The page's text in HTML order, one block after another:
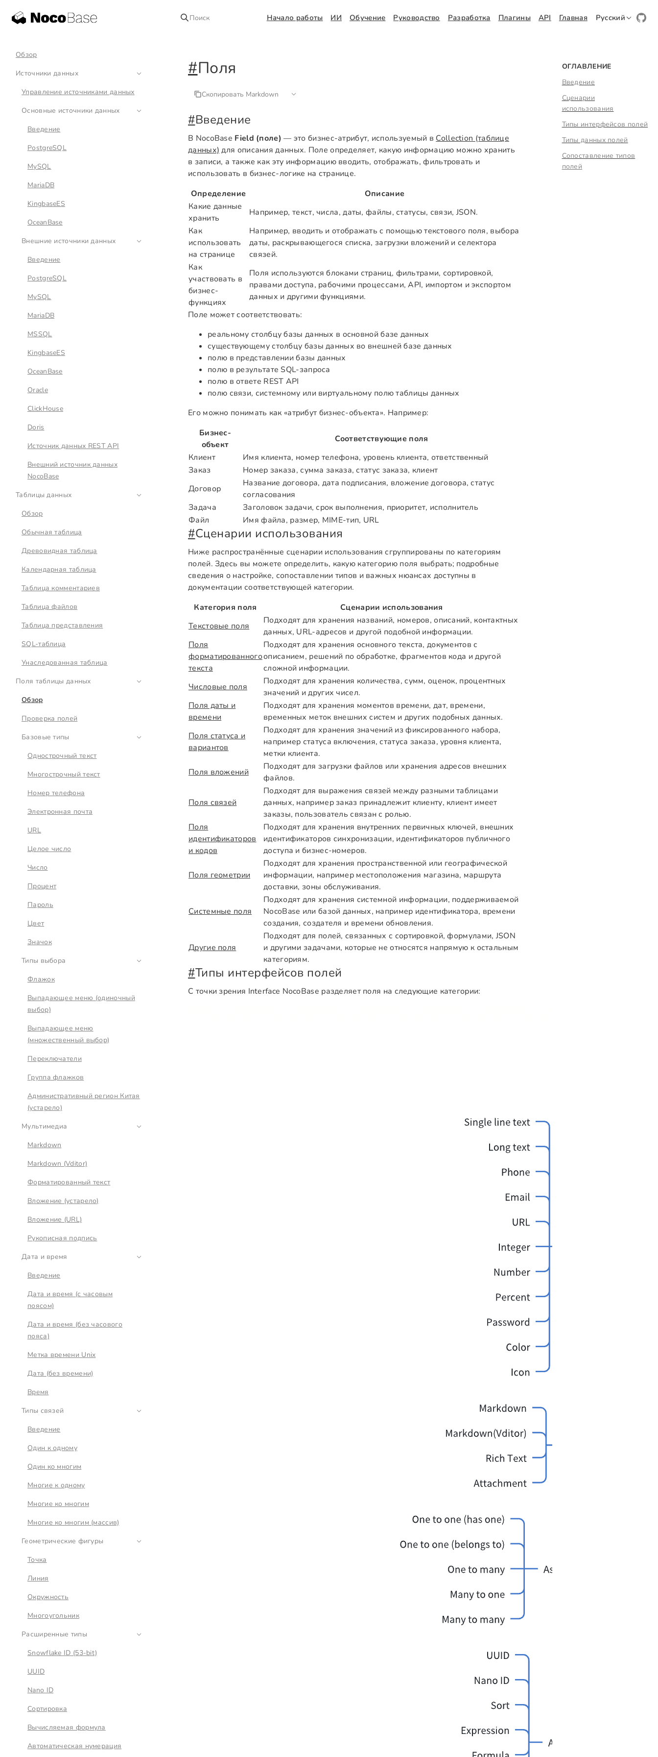
Поиск Начало работы ИИ Обучение Руководство Разработка Плагины API Главная Русский
Обзор
Источники данных
Управление источниками данных
Основные источники данных
Введение
PostgreSQL
MySQL
MariaDB
KingbaseES
OceanBase
Внешние источники данных
Введение
PostgreSQL
MySQL
MariaDB
MSSQL
KingbaseES
OceanBase
Oracle
ClickHouse
Doris
Источник данных REST API
Внешний источник данных
NocoBase
Таблицы данных
Обзор
Обычная таблица
Древовидная таблица
Календарная таблица
Таблица комментариев
Таблица файлов
Таблица представления
SQL-таблица
Унаследованная таблица
Поля таблицы данных
Обзор
Проверка полей
Базовые типы
Однострочный текст
Многострочный текст
Номер телефона
Электронная почта
URL
Целое число
Число
Процент
Пароль
Цвет
Значок
Типы выбора
Флажок
Выпадающее меню (одиночный
выбор)
Выпадающее меню
(множественный выбор)
Переключатели
Группа флажков
Административный регион Китая
(устарело)
Мультимедиа
Markdown
Markdown (Vditor)
Форматированный текст
Вложение (устарело)
Вложение (URL)
Рукописная подпись
Дата и время
Введение
Дата и время (с часовым
поясом)
Дата и время (без часового
пояса)
Метка времени Unix
Дата (без времени)
Время
Типы связей
Введение
Один к одному
Один ко многим
Многие к одному
Многие ко многим
Многие ко многим (массив)
Геометрические фигуры
Точка
Линия
Окружность
Многоугольник
Расширенные типы
Snowflake ID (53-bit)
UUID
Nano ID
Сортировка
Вычисляемая формула
Автоматическая нумерация
#Поля
Скопировать Markdown
#Введение
В NocoBase Field (поле) — это бизнес-атрибут, используемый в Collection (таблице
данных) для описания данных. Поле определяет, какую информацию можно хранить
в записи, а также как эту информацию вводить, отображать, фильтровать и
использовать в бизнес-логике на странице.
Определение
Описание
Какие данные
хранить
Например, текст, числа, даты, файлы, статусы, связи, JSON.
Как
использовать
на странице
Например, вводить и отображать с помощью текстового поля, выбора
даты, раскрывающегося списка, загрузки вложений и селектора
связей.
Как
участвовать в
бизнес-
функциях
Поля используются блоками страниц, фильтрами, сортировкой,
правами доступа, рабочими процессами, API, импортом и экспортом
данных и другими функциями.
Поле может соответствовать:
реальному столбцу базы данных в основной базе данных
существующему столбцу базы данных во внешней базе данных
полю в представлении базы данных
полю в результате SQL-запроса
полю в ответе REST API
полю связи, системному или виртуальному полю таблицы данных
Его можно понимать как «атрибут бизнес-объекта». Например:
Бизнес-
объект
Соответствующие поля
Клиент
Имя клиента, номер телефона, уровень клиента, ответственный
Заказ
Номер заказа, сумма заказа, статус заказа, клиент
Договор
Название договора, дата подписания, вложение договора, статус
согласования
Задача
Заголовок задачи, срок выполнения, приоритет, исполнитель
Файл
Имя файла, размер, MIME-тип, URL
#Сценарии использования
Ниже распространённые сценарии использования сгруппированы по категориям
полей. Здесь вы можете определить, какую категорию поля выбрать; подробные
сведения о настройке, сопоставлении типов и важных нюансах доступны в
документации соответствующей категории.
Категория поля
Сценарии использования
Текстовые поля
Подходят для хранения названий, номеров, описаний, контактных
данных, URL-адресов и другой подобной информации.
Поля
форматированного
текста
Подходят для хранения основного текста, документов с
описанием, решений по обработке, фрагментов кода и другой
сложной информации.
Числовые поля
Подходят для хранения количества, сумм, оценок, процентных
значений и других чисел.
Поля даты и
времени
Подходят для хранения моментов времени, дат, времени,
временных меток внешних систем и других подобных данных.
Поля статуса и
вариантов
Подходят для хранения значений из фиксированного набора,
например статуса включения, статуса заказа, уровня клиента,
метки клиента.
Поля вложений
Подходят для загрузки файлов или хранения адресов внешних
файлов.
Поля связей
Подходят для выражения связей между разными таблицами
данных, например заказ принадлежит клиенту, клиент имеет
заказы, пользователь связан с ролью.
Поля
идентификаторов
и кодов
Подходят для хранения внутренних первичных ключей, внешних
идентификаторов синхронизации, идентификаторов публичного
доступа и бизнес-номеров.
Поля геометрии
Подходят для хранения пространственной или географической
информации, например местоположения магазина, маршрута
доставки, зоны обслуживания.
Системные поля
Подходят для хранения системной информации, поддерживаемой
NocoBase или базой данных, например идентификатора, времени
создания, создателя и времени обновления.
Другие поля
Подходят для полей, связанных с сортировкой, формулами, JSON
и другими задачами, которые не относятся напрямую к остальным
категориям.
#Типы интерфейсов полей
С точки зрения Interface NocoBase разделяет поля на следующие категории:
ОГЛАВЛЕНИЕ
Введение
Сценарии
использования
Типы интерфейсов полей
Типы данных полей
Сопоставление типов
полей